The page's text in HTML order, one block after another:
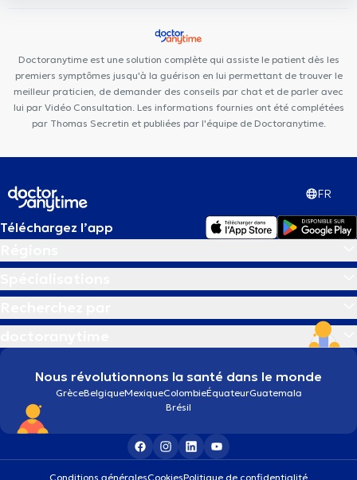
Maison médicale Avicenne
Doctoranytime est une solution complète qui assiste le patient dès les
premiers symptômes jusqu'à la guérison en lui permettant de trouver le
meilleur praticien, de demander des conseils par chat et de parler avec
lui par Vidéo Consultation. Les informations fournies ont été complétées
par Thomas Secretin et publiées par l'équipe de Doctoranytime.
FR
Téléchargez l’app
Nous révolutionnons la santé dans le monde
GrèceBelgiqueMexiqueColombieÉquateurGuatemala
Brésil
Conditions généralesCookiesPolitique de confidentialité